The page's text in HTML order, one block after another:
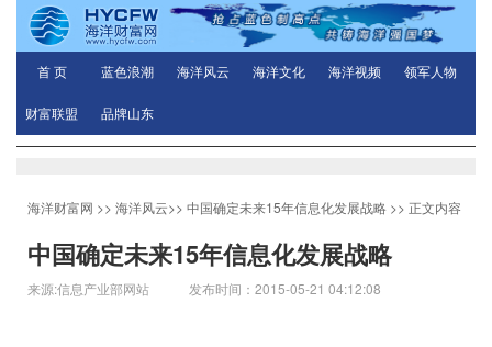
首 页 蓝色浪潮 海洋风云 海洋文化 海洋视频 领军人物
财富联盟 品牌山东
海洋财富网 >> 海洋风云>> 中国确定未来15年信息化发展战略 >> 正文内容
中国确定未来15年信息化发展战略
来源:信息产业部网站 发布时间：2015-05-21 04:12:08